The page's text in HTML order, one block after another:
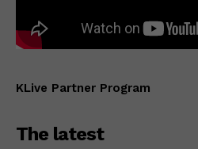
KLive Partner Program
The latest